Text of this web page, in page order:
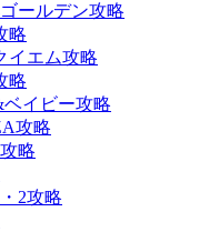
ールデン攻略
略
イエム攻略
略
イビー攻略
攻略
略
2攻略